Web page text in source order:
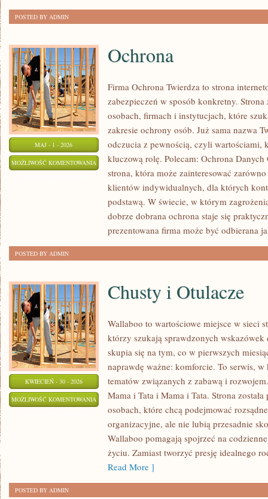
POSTED BY ADMIN
MAJ - 1 - 2026
MOŻLIWOŚĆ KOMENTOWANIA OCHRONA
Ochrona
Firma Ochrona Twierdza to strona
zabezpieczeń w sposób konkretny. Strona
osobach, firmach i instytucjach, które
zakresie ochrony osób. Już sama nazwa
odczucia z pewnością, czyli wartościami,
kluczową rolę. Polecam: Ochrona
strona, która może zainteresować
klientów indywidualnych, dla których
podstawą. W świecie, w którym
dobrze dobrana ochrona staje się
prezentowana firma może być odbierana
POSTED BY ADMIN
KWIECIEŃ - 30 - 2026
MOŻLIWOŚĆ KOMENTOWANIA CHUSTY
OTULACZE
Chusty i Otulacze
Wallaboo to wartościowe miejsce w sieci
którzy szukają sprawdzonych
skupia się na tym, co w pierwszych
naprawdę ważne: komforcie. To serwis,
tematów związanych z zabawą i
Mama i Tata i Mama i Tata. Strona
osobach, które chcą podejmować
organizacyjne, ale nie lubią przesadnie
Wallaboo pomagają spojrzeć na
życiu. Zamiast tworzyć presję idealnego
Read More ]
POSTED BY ADMIN